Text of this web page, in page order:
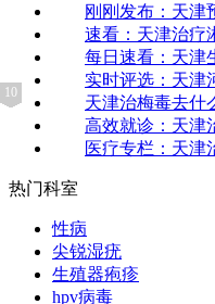
1234
刚刚发布：天津
5
速看：天津治疗
6
每日速看：天津
7
实时评选：天津
8
天津治梅毒去什
9
高效就诊：天津
10
医疗专栏：天津
热门科室
性病
尖锐湿疣
生殖器疱疹
hpv病毒